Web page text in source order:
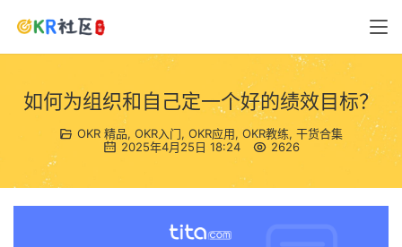
如何为组织和自己定一个好的绩效目标？
OKR 精品, OKR入门, OKR应用, OKR教练, 干货合集
2025年4月25日 18:24
2626